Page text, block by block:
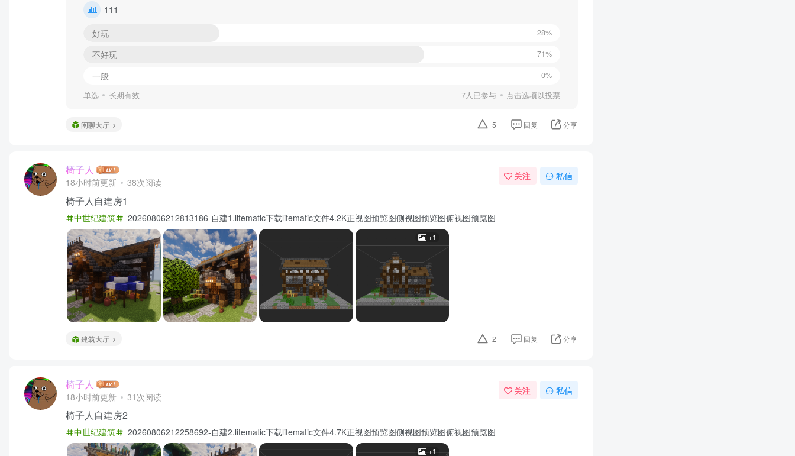
111
28%
好玩
71%
不好玩
0%
一般
单选 长期有效 7人已参与 点击选项以投票
闲聊大厅 5 回复 分享
椅子人
18小时前更新 38次阅读
关注 私信
椅子人自建房1
中世纪建筑 20260806212813186-自建1.litematic下载litematic文件4.2K正视图预览图侧视图预览图俯视图预览图
+1
建筑大厅 2 回复 分享
椅子人
18小时前更新 31次阅读
关注 私信
椅子人自建房2
中世纪建筑 20260806212258692-自建2.litematic下载litematic文件4.7K正视图预览图侧视图预览图俯视图预览图
+1